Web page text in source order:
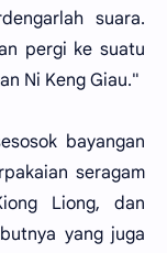
suara.
pergi ke suatu
Ni Keng Giau."
bayangan
seragam
Liong, dan
yang juga